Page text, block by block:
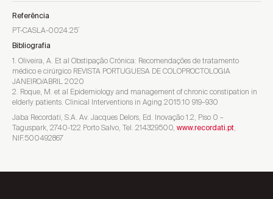
Referência
PT-CASLA-0024.25´
Bibliografia
1. Oliveira, A. Et al Obstipação Crónica: Recomendações de tratamento
médico e cirúrgico REVISTA PORTUGUESA DE COLOPROCTOLOGIA
JANEIRO/ABRIL 2020
2. Roque, M. et al Epidemiology and management of chronic constipation in
elderly patients. Clinical Interventions in Aging 2015:10 919–930
Jaba Recordati, S.A. Av. Jacques Delors, Ed. Inovação 1.2, Piso 0 –
Taguspark, 2740-122 Porto Salvo, Tel. 214329500, www.recordati.pt,
NIF.500492867